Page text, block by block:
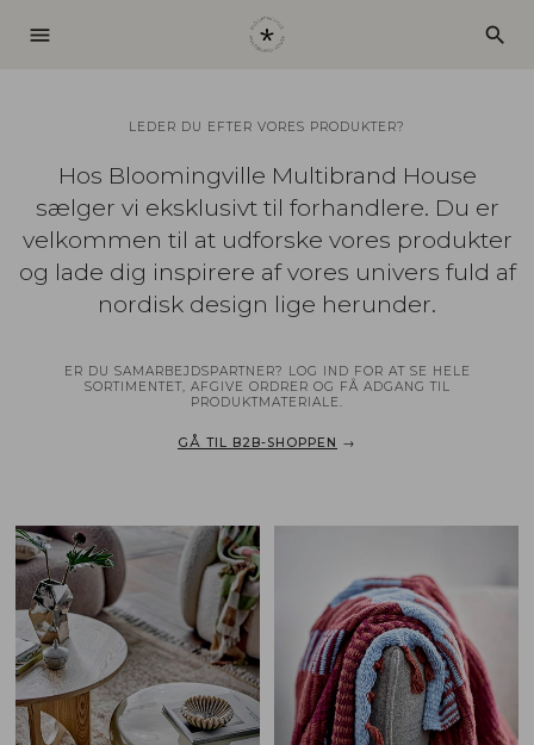
menu search
LEDER DU EFTER VORES PRODUKTER?
Hos Bloomingville Multibrand House
sælger vi eksklusivt til forhandlere. Du er
velkommen til at udforske vores produkter
og lade dig inspirere af vores univers fuld af
nordisk design lige herunder.
ER DU SAMARBEJDSPARTNER? LOG IND FOR AT SE HELE
SORTIMENTET, AFGIVE ORDRER OG FÅ ADGANG TIL
PRODUKTMATERIALE.
GÅ TIL B2B-SHOPPEN →